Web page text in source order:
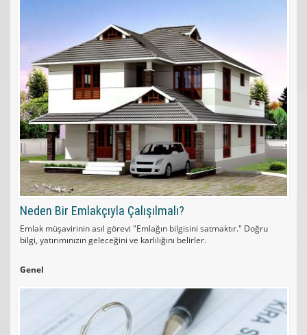
Neden Bir Emlakçıyla Çalışılmalı?
Emlak müşavirinin asıl görevi "Emlağın bilgisini satmaktır." Doğru
bilgi, yatırımınızın geleceğini ve karlılığını belirler.
Genel